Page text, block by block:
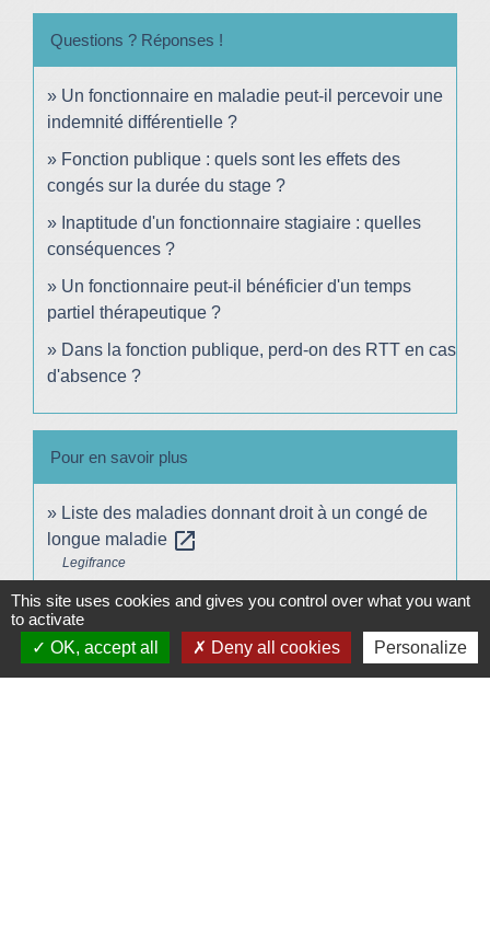
Questions ? Réponses !
Un fonctionnaire en maladie peut-il percevoir une
indemnité différentielle ?
Fonction publique : quels sont les effets des
congés sur la durée du stage ?
Inaptitude d'un fonctionnaire stagiaire : quelles
conséquences ?
Un fonctionnaire peut-il bénéficier d'un temps
partiel thérapeutique ?
Dans la fonction publique, perd-on des RTT en cas
d'absence ?
Pour en savoir plus
Liste des maladies donnant droit à un congé de
longue maladie open_in_new
Legifrance
Signaler une erreur sur cette page
This site uses cookies and gives you control over what you want
to activate
OK, accept all
Deny all cookies Personalize